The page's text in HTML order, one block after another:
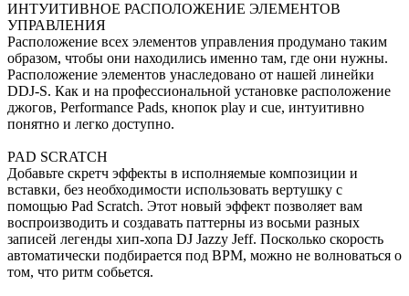
ИНТУИТИВНОЕ РАСПОЛОЖЕНИЕ ЭЛЕМЕНТОВ
УПРАВЛЕНИЯ
Расположение всех элементов управления продумано таким
образом, чтобы они находились именно там, где они нужны.
Расположение элементов унаследовано от нашей линейки
DDJ-S. Как и на профессиональной установке расположение
джогов, Performance Pads, кнопок play и cue, интуитивно
понятно и легко доступно.
PAD SCRATCH
Добавьте скретч эффекты в исполняемые композиции и
вставки, без необходимости использовать вертушку с
помощью Pad Scratch. Этот новый эффект позволяет вам
воспроизводить и создавать паттерны из восьми разных
записей легенды хип-хопа DJ Jazzy Jeff. Посколько скорость
автоматически подбирается под BPM, можно не волноваться о
том, что ритм собьется.